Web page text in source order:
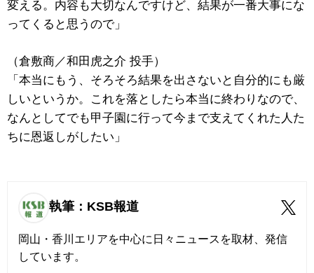
変える。内容も大切なんですけど、結果が一番大事にな
ってくると思うので」
（倉敷商／和田虎之介 投手）
「本当にもう、そろそろ結果を出さないと自分的にも厳
しいというか。これを落としたら本当に終わりなので、
なんとしてでも甲子園に行って今まで支えてくれた人た
ちに恩返しがしたい」
執筆：KSB報道
岡山・香川エリアを中心に日々ニュースを取材、発信
しています。